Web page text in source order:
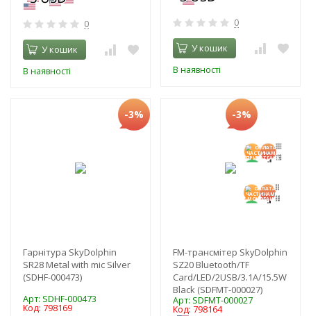
0
У кошик
В наявності
0
У кошик
В наявності
-3%
Гарнітура SkyDolphin
SR28 Metal with mic Silver
(SDHF-000473)
Арт: SDHF-000473
Код: 798169
-3%
FM-трансмітер SkyDolphin
SZ20 Bluetooth/TF
Card/LED/2USB/3.1A/15.5W
Black (SDFMT-000027)
Арт: SDFMT-000027
Код: 798164